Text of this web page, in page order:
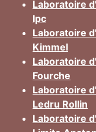
Laboratoire
Ipc
Laboratoire
Kimmel
Laboratoire
Fourche
Laboratoire
Ledru Rollin
Laboratoire